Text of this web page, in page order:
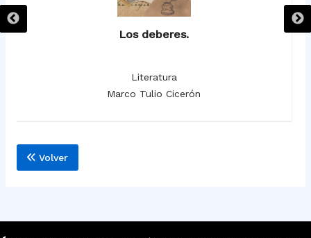
Los deberes.
Literatura
Marco Tulio Cicerón
Volver